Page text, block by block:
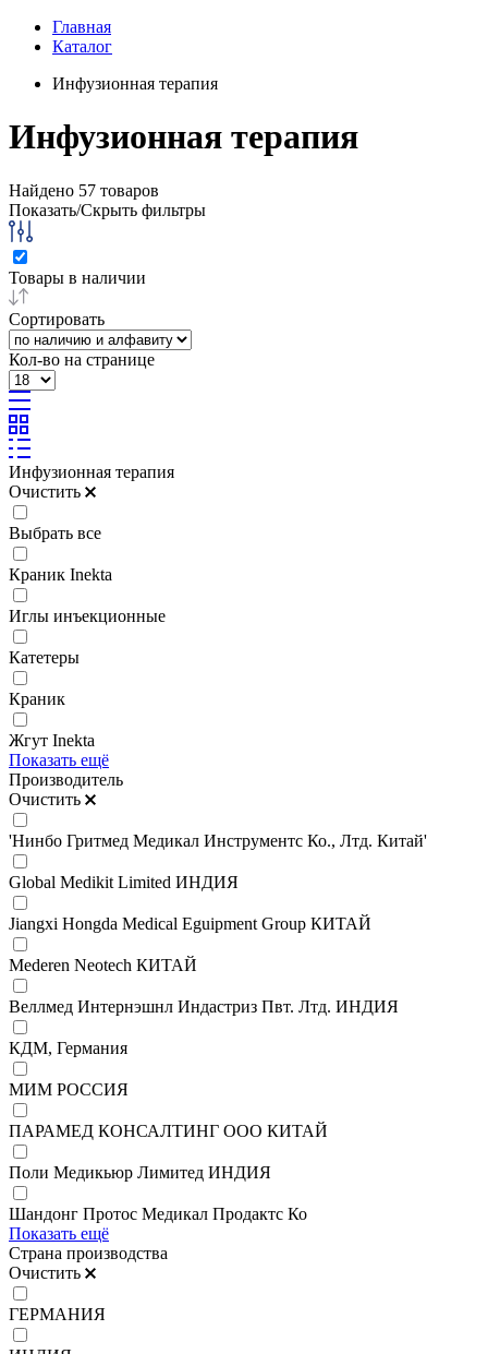
Главная
Каталог
Инфузионная терапия
Инфузионная терапия
Найдено 57 товаров
Показать/Скрыть фильтры
Товары в наличии
Сортировать
Кол-во на странице
Инфузионная терапия
Очистить
Выбрать все
Краник Inekta
Иглы инъекционные
Катетеры
Краник
Жгут Inekta
Показать ещё
Производитель
Очистить
'Нинбо Гритмед Медикал Инструментс Ко., Лтд. Китай'
Global Medikit Limited ИНДИЯ
Jiangxi Hongda Medical Eguipment Group КИТАЙ
Mederen Neotech КИТАЙ
Веллмед Интернэшнл Индастриз Пвт. Лтд. ИНДИЯ
КДМ, Германия
МИМ РОССИЯ
ПАРАМЕД КОНСАЛТИНГ ООО КИТАЙ
Поли Медикьюр Лимитед ИНДИЯ
Шандонг Протос Медикал Продактс Ко
Показать ещё
Страна производства
Очистить
ГЕРМАНИЯ